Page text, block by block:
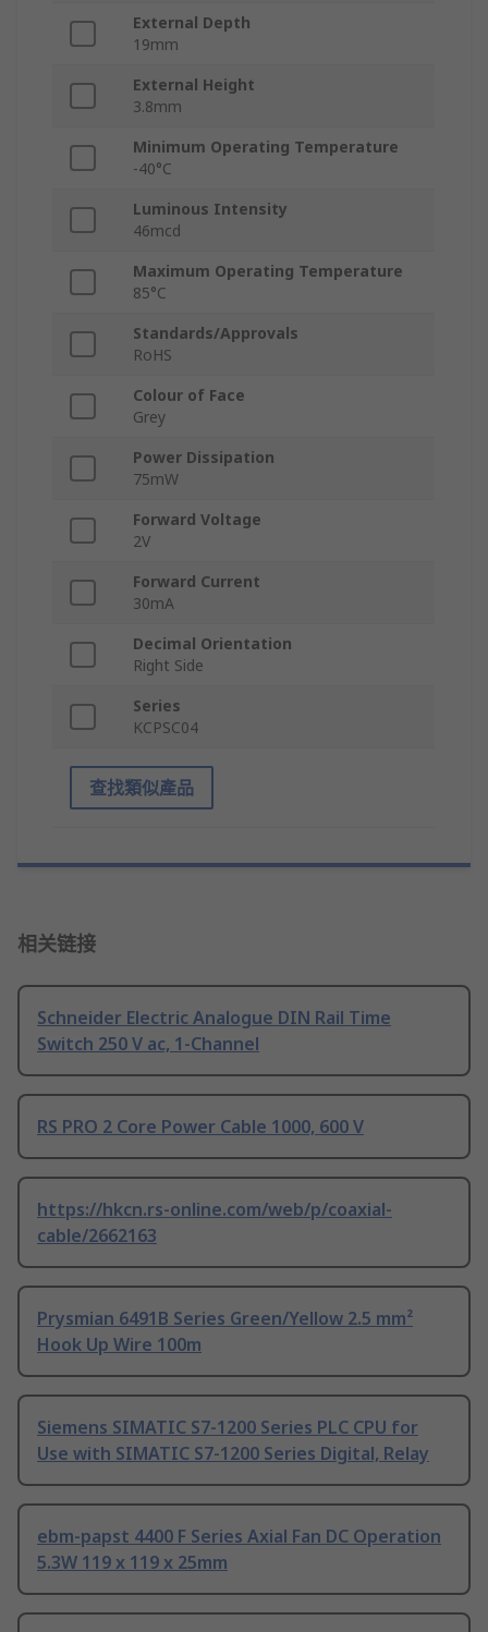
External Depth
19mm
External Height
3.8mm
Minimum Operating Temperature
-40°C
Luminous Intensity
46mcd
Maximum Operating Temperature
85°C
Standards/Approvals
RoHS
Colour of Face
Grey
Power Dissipation
75mW
Forward Voltage
2V
Forward Current
30mA
Decimal Orientation
Right Side
Series
KCPSC04
查找類似產品
相关链接
Schneider Electric Analogue DIN Rail Time
Switch 250 V ac, 1-Channel
RS PRO 2 Core Power Cable 1000, 600 V
https://hkcn.rs-online.com/web/p/coaxial-
cable/2662163
Prysmian 6491B Series Green/Yellow 2.5 mm²
Hook Up Wire 100m
Siemens SIMATIC S7-1200 Series PLC CPU for
Use with SIMATIC S7-1200 Series Digital, Relay
ebm-papst 4400 F Series Axial Fan DC Operation
5.3W 119 x 119 x 25mm